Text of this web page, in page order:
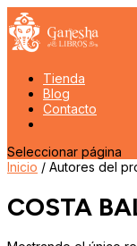
Tienda
Blog
Contacto
Seleccionar página
Inicio / Autores del
COSTA